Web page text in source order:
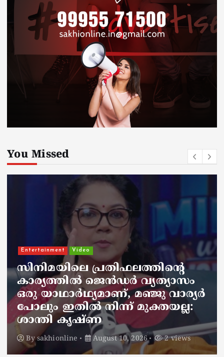
You Missed
ആരെയും കാണിക്കാതെ
സമ്പാദ്യം കുഴിച്ചിട്ടു, പിന്നീട് ആ
സ്ഥലം മറന്നുപോയി; ഒരു
വര്‍ഷത്തിന് ശേഷം കര്‍ഷകന്‍
കണ്ടത് നെഞ്ചുതകര്‍ക്കുന്ന
കാഴ്ച
Bysakhionline August 10, 2026 2 views